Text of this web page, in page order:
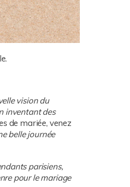
vision du
inventant des
de mariée, venez
belle journée
parisiens,
pour le mariage